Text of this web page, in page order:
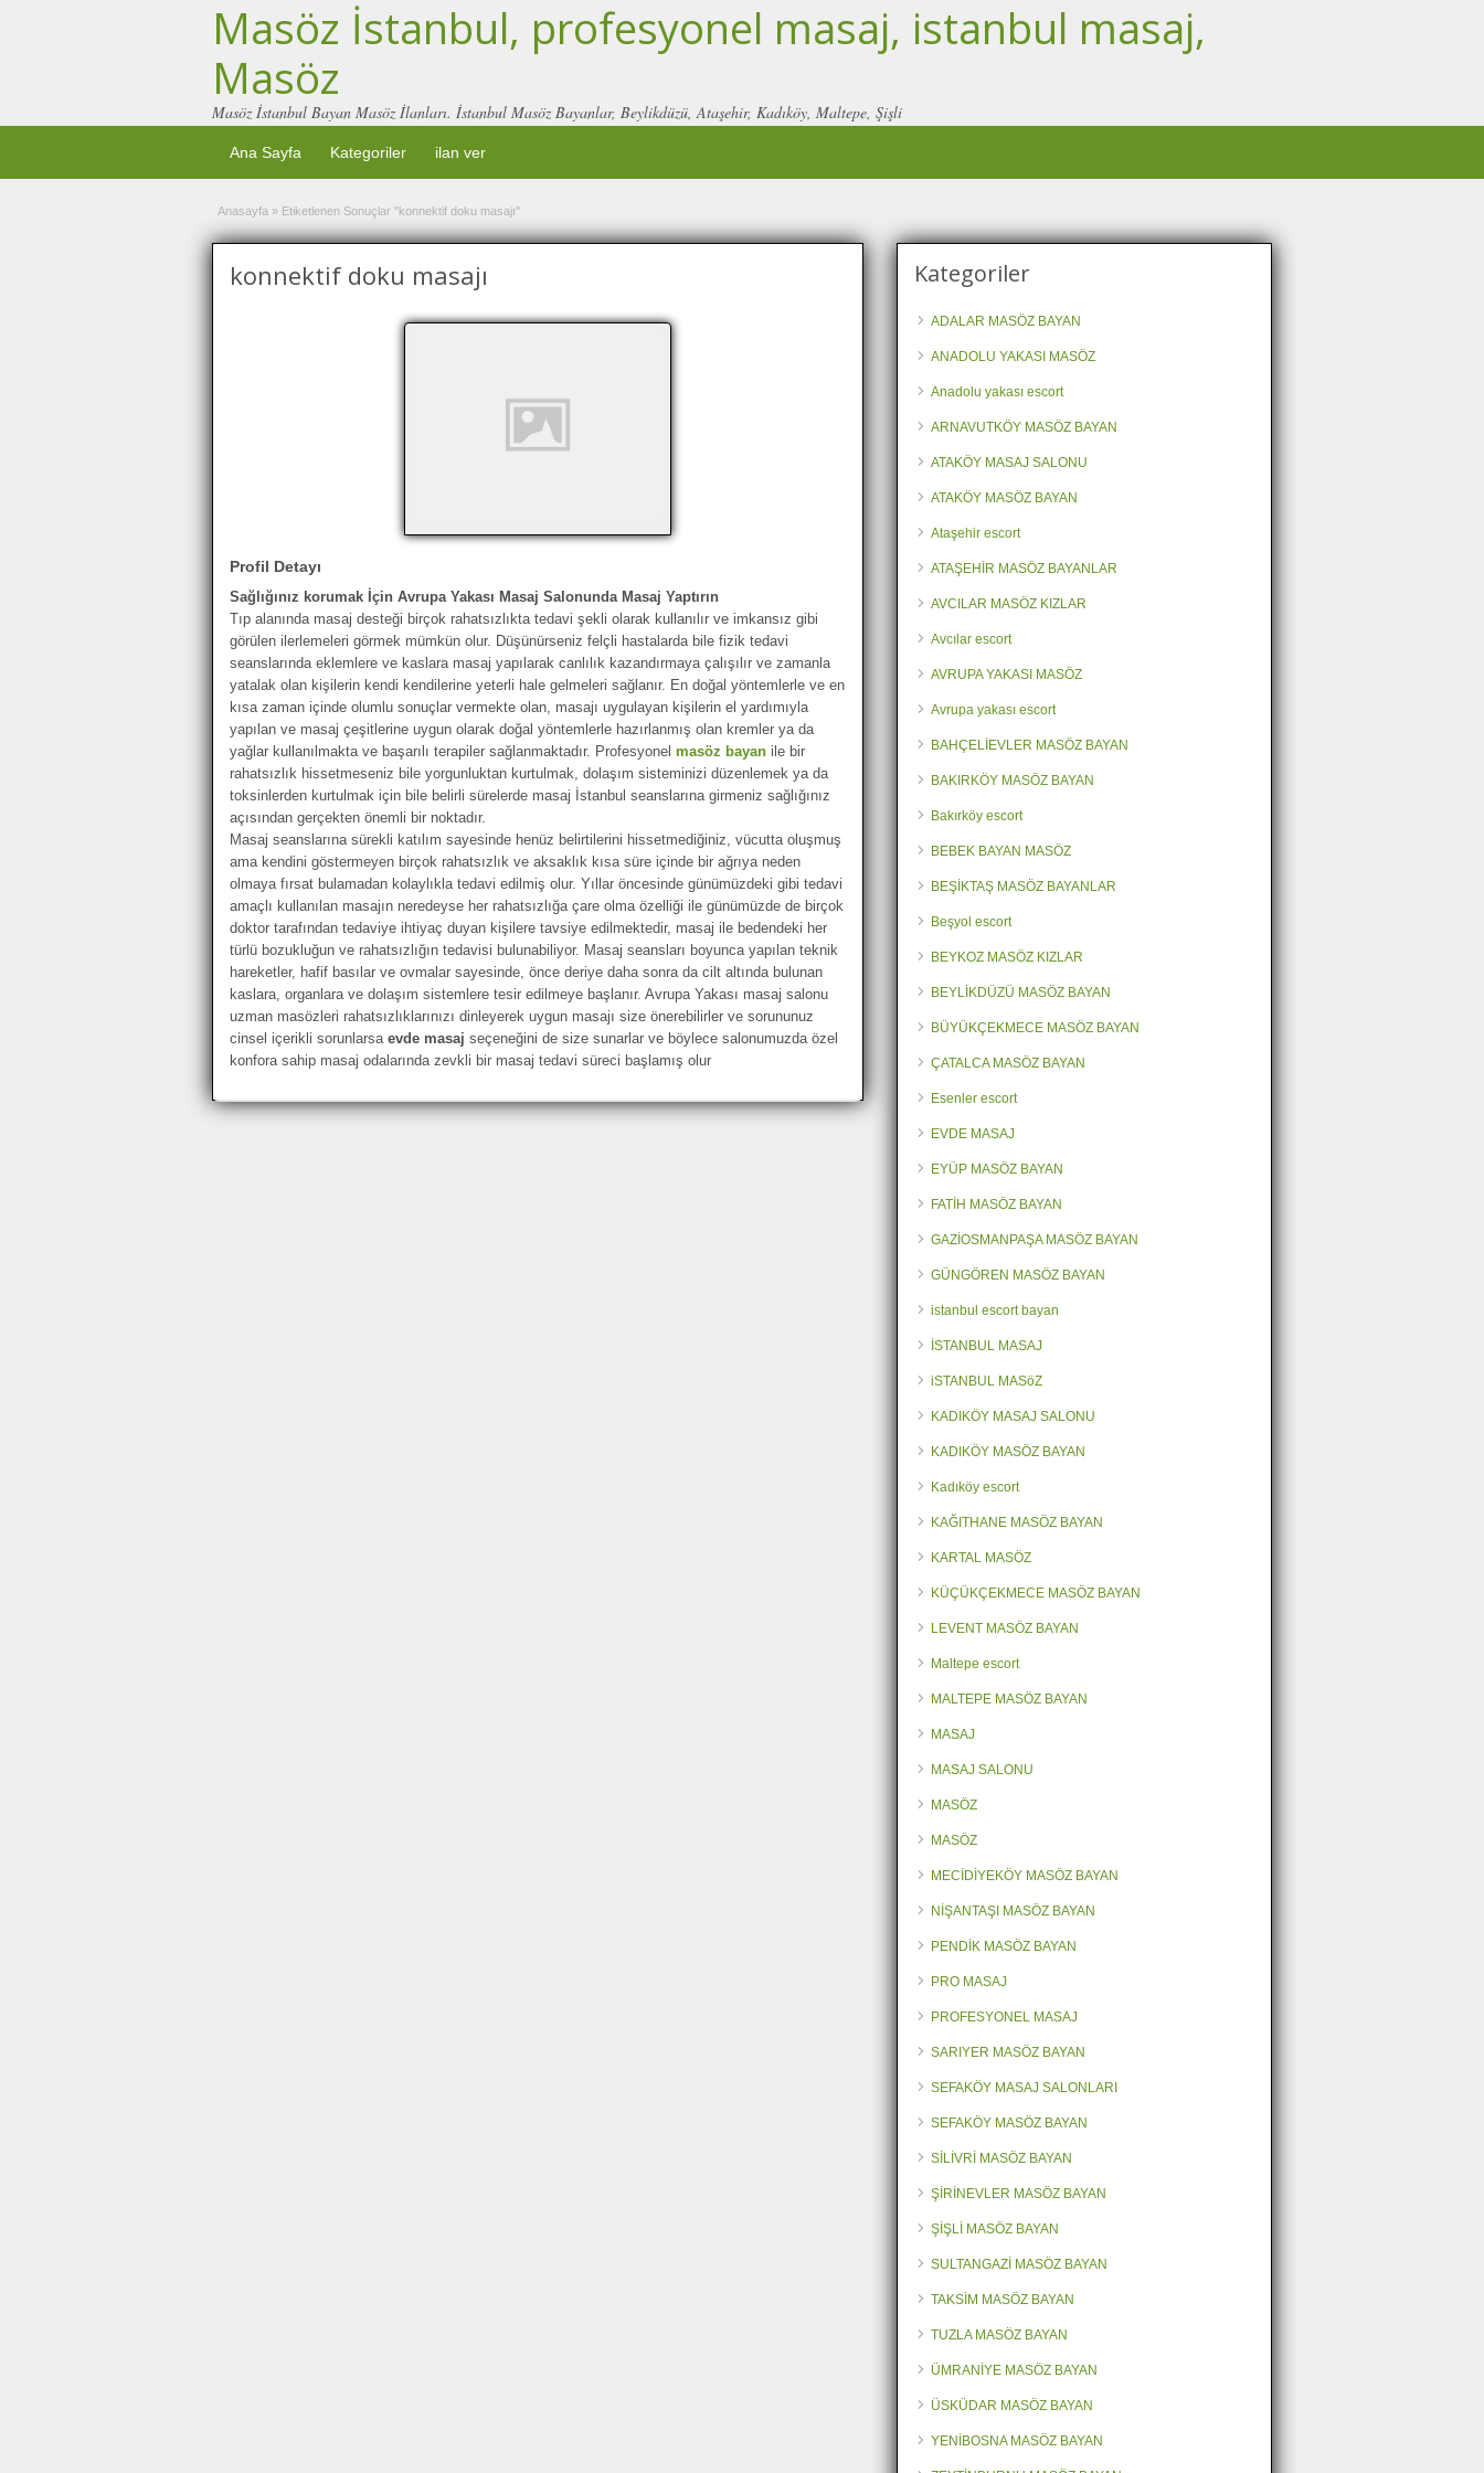
Masöz İstanbul, profesyonel masaj, istanbul masaj,
Masöz
Masöz İstanbul Bayan Masöz İlanları. İstanbul Masöz Bayanlar, Beylikdüzü, Ataşehir, Kadıköy, Maltepe, Şişli
Ana Sayfa Kategoriler ilan ver
Anasayfa » Etiketlenen Sonuçlar "konnektif doku masajı"
konnektif doku masajı
Profil Detayı
Sağlığınız korumak İçin Avrupa Yakası Masaj Salonunda Masaj Yaptırın
Tıp alanında masaj desteği birçok rahatsızlıkta tedavi şekli olarak kullanılır ve imkansız gibi
görülen ilerlemeleri görmek mümkün olur. Düşünürseniz felçli hastalarda bile fizik tedavi
seanslarında eklemlere ve kaslara masaj yapılarak canlılık kazandırmaya çalışılır ve zamanla
yatalak olan kişilerin kendi kendilerine yeterli hale gelmeleri sağlanır. En doğal yöntemlerle ve en
kısa zaman içinde olumlu sonuçlar vermekte olan, masajı uygulayan kişilerin el yardımıyla
yapılan ve masaj çeşitlerine uygun olarak doğal yöntemlerle hazırlanmış olan kremler ya da
yağlar kullanılmakta ve başarılı terapiler sağlanmaktadır. Profesyonel masöz bayan ile bir
rahatsızlık hissetmeseniz bile yorgunluktan kurtulmak, dolaşım sisteminizi düzenlemek ya da
toksinlerden kurtulmak için bile belirli sürelerde masaj İstanbul seanslarına girmeniz sağlığınız
açısından gerçekten önemli bir noktadır.
Masaj seanslarına sürekli katılım sayesinde henüz belirtilerini hissetmediğiniz, vücutta oluşmuş
ama kendini göstermeyen birçok rahatsızlık ve aksaklık kısa süre içinde bir ağrıya neden
olmaya fırsat bulamadan kolaylıkla tedavi edilmiş olur. Yıllar öncesinde günümüzdeki gibi tedavi
amaçlı kullanılan masajın neredeyse her rahatsızlığa çare olma özelliği ile günümüzde de birçok
doktor tarafından tedaviye ihtiyaç duyan kişilere tavsiye edilmektedir, masaj ile bedendeki her
türlü bozukluğun ve rahatsızlığın tedavisi bulunabiliyor. Masaj seansları boyunca yapılan teknik
hareketler, hafif basılar ve ovmalar sayesinde, önce deriye daha sonra da cilt altında bulunan
kaslara, organlara ve dolaşım sistemlere tesir edilmeye başlanır. Avrupa Yakası masaj salonu
uzman masözleri rahatsızlıklarınızı dinleyerek uygun masajı size önerebilirler ve sorununuz
cinsel içerikli sorunlarsa evde masaj seçeneğini de size sunarlar ve böylece salonumuzda özel
konfora sahip masaj odalarında zevkli bir masaj tedavi süreci başlamış olur
Kategoriler
ADALAR MASÖZ BAYAN
ANADOLU YAKASI MASÖZ
Anadolu yakası escort
ARNAVUTKÖY MASÖZ BAYAN
ATAKÖY MASAJ SALONU
ATAKÖY MASÖZ BAYAN
Ataşehir escort
ATAŞEHİR MASÖZ BAYANLAR
AVCILAR MASÖZ KIZLAR
Avcılar escort
AVRUPA YAKASI MASÖZ
Avrupa yakası escort
BAHÇELİEVLER MASÖZ BAYAN
BAKIRKÖY MASÖZ BAYAN
Bakırköy escort
BEBEK BAYAN MASÖZ
BEŞİKTAŞ MASÖZ BAYANLAR
Beşyol escort
BEYKOZ MASÖZ KIZLAR
BEYLİKDÜZÜ MASÖZ BAYAN
BÜYÜKÇEKMECE MASÖZ BAYAN
ÇATALCA MASÖZ BAYAN
Esenler escort
EVDE MASAJ
EYÜP MASÖZ BAYAN
FATİH MASÖZ BAYAN
GAZİOSMANPAŞA MASÖZ BAYAN
GÜNGÖREN MASÖZ BAYAN
istanbul escort bayan
İSTANBUL MASAJ
iSTANBUL MASöZ
KADIKÖY MASAJ SALONU
KADIKÖY MASÖZ BAYAN
Kadıköy escort
KAĞITHANE MASÖZ BAYAN
KARTAL MASÖZ
KÜÇÜKÇEKMECE MASÖZ BAYAN
LEVENT MASÖZ BAYAN
Maltepe escort
MALTEPE MASÖZ BAYAN
MASAJ
MASAJ SALONU
MASÖZ
MASÖZ
MECİDİYEKÖY MASÖZ BAYAN
NİŞANTAŞI MASÖZ BAYAN
PENDİK MASÖZ BAYAN
PRO MASAJ
PROFESYONEL MASAJ
SARIYER MASÖZ BAYAN
SEFAKÖY MASAJ SALONLARI
SEFAKÖY MASÖZ BAYAN
SİLİVRİ MASÖZ BAYAN
ŞİRİNEVLER MASÖZ BAYAN
ŞİŞLİ MASÖZ BAYAN
SULTANGAZİ MASÖZ BAYAN
TAKSİM MASÖZ BAYAN
TUZLA MASÖZ BAYAN
ÜMRANİYE MASÖZ BAYAN
ÜSKÜDAR MASÖZ BAYAN
YENİBOSNA MASÖZ BAYAN